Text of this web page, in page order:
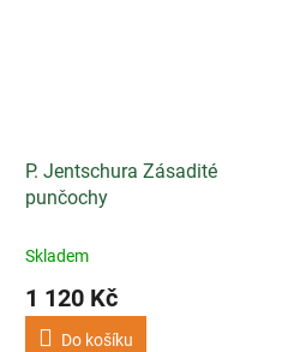
P. Jentschura Zásadité
punčochy
Skladem
1 120 Kč
Do košíku